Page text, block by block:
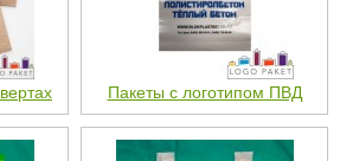
Пакеты с логотипом ПВД